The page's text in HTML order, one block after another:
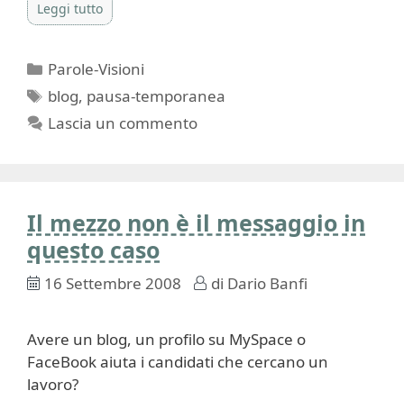
Leggi tutto
Categorie
Parole-Visioni
Tag
blog, pausa-temporanea
Lascia un commento
Il mezzo non è il messaggio in
questo caso
16 Settembre 2008 di Dario Banfi
Avere un blog, un profilo su MySpace o
FaceBook aiuta i candidati che cercano un
lavoro?